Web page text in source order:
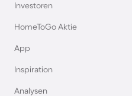
Investoren
HomeToGo Aktie
App
Inspiration
Analysen